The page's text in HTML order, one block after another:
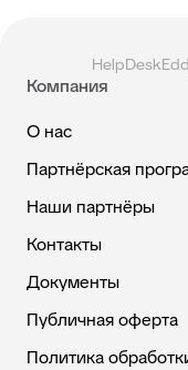
Компания
О нас
Партнёрская
Наши партнёры
Контакты
Документы
Публичная оферта
Политика